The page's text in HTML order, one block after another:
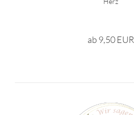
ab 9,50 EUR